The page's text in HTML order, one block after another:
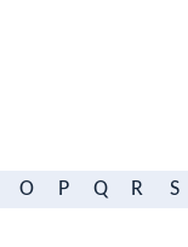
O P Q R S